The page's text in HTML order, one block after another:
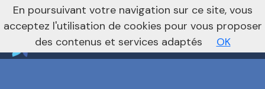
Je m’abonne à la newsletter foncière Vers le site national
nivo_2026: 1
En poursuivant votre navigation sur ce site, vous
acceptez l'utilisation de cookies pour vous proposer
des contenus et services adaptés
OK